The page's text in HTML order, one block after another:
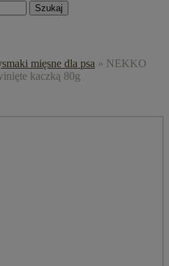
mięsne dla psa » NEKKO
kaczką 80g